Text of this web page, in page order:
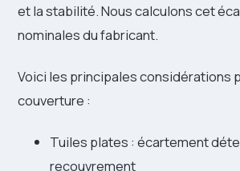
et la stabilité. Nous calculons cet
nominales du fabricant.
Voici les principales considérations
couverture :
Tuiles plates : écartement
recouvrement